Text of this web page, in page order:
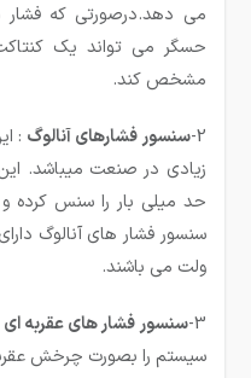
می دهد.درصورتی که فشار
حسگر می تواند یک
مشخص کند.
2- سنسور فشارهای آنالوگ :
زیادی در صنعت می­باشد.
حد میلی بار را سنس کرده
ولت می باشند.
3- سنسور فشار های عقربه ای
سیستم را بصورت چرخش